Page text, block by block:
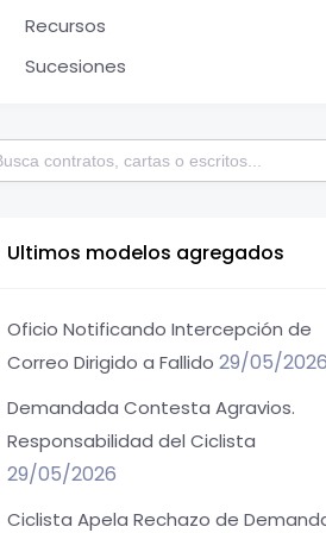
Recursos
Sucesiones
Ultimos modelos agregados
Oficio Notificando Intercepción de
Correo Dirigido a Fallido 29/05/2026
Demandada Contesta Agravios.
Responsabilidad del Ciclista
29/05/2026
Ciclista Apela Rechazo de